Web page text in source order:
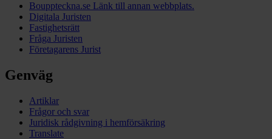
Bouppteckna.se Länk till annan webbplats.
Digitala Juristen
Fastighetsrätt
Fråga Juristen
Företagarens Jurist
Genväg
Artiklar
Frågor och svar
Juridisk rådgivning i hemförsäkring
Translate